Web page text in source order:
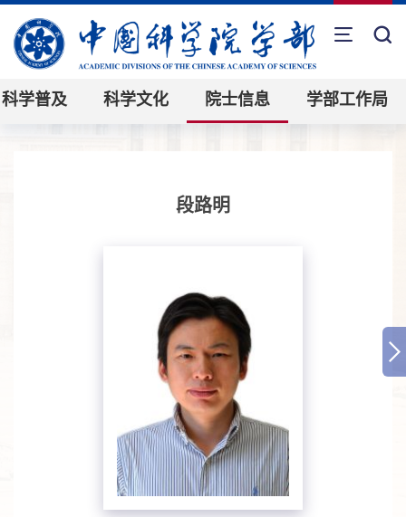
科学普及 科学文化 院士信息 学部工作局
段路明